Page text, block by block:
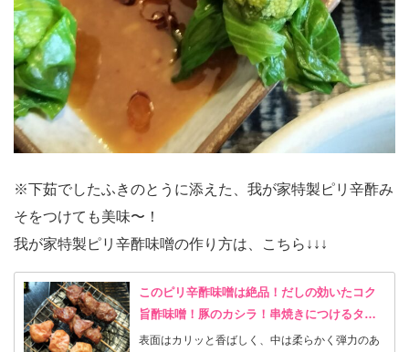
※下茹でしたふきのとうに添えた、我が家特製ピリ辛酢み
そをつけても美味〜！
我が家特製ピリ辛酢味噌の作り方は、こちら↓↓↓
このピリ辛酢味噌は絶品！だしの効いたコク
旨酢味噌！豚のカシラ！串焼きにつけるタ
レ！
表面はカリッと香ばしく、中は柔らかく弾力のあ